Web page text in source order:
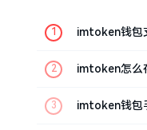
imtoken钱包
imtoken怎么
imtoken钱包